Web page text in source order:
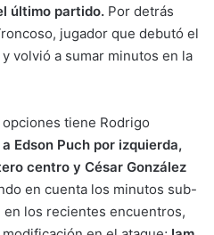
último partido. Por detrás
jugador que debutó el
volvió a sumar minutos en la
tiene Rodrigo
Edson Puch por izquierda,
centro y César González
en cuenta los minutos sub-
en los recientes encuentros,